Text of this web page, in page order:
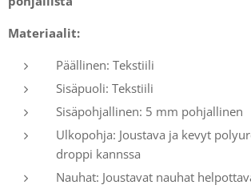
Materiaalit:
Päällinen: Tekstiili
Sisäpuoli: Tekstiili
Sisäpohjallinen: 5 mm pohjallinen
Ulkopohja: Joustava ja kevyt
droppi kannssa
Nauhat: Joustavat nauhat